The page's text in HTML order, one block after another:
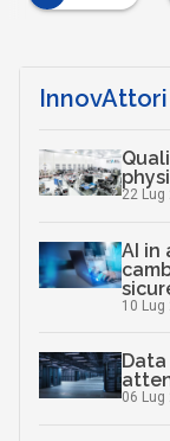
InnovAttori
22 Lug
AI in
10 Lug
Data
06 Lug